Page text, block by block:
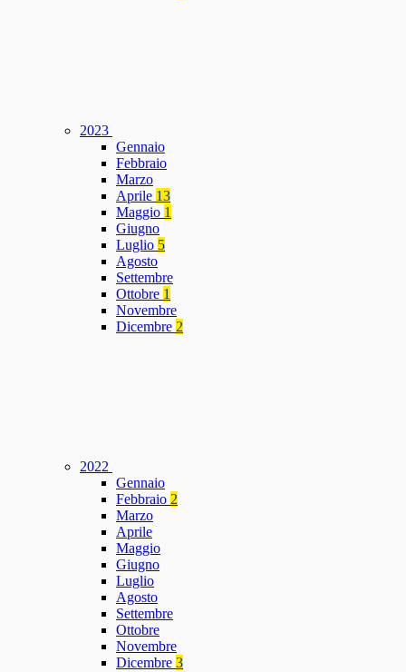
2023
Gennaio
Febbraio
Marzo
Aprile 13
Maggio 1
Giugno
Luglio 5
Agosto
Settembre
Ottobre 1
Novembre
Dicembre 2
2022
Gennaio
Febbraio 2
Marzo
Aprile
Maggio
Giugno
Luglio
Agosto
Settembre
Ottobre
Novembre
Dicembre 3